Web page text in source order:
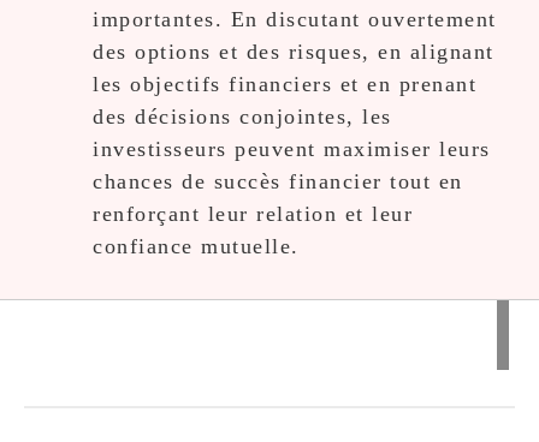
importantes. En discutant ouvertement
des options et des risques, en alignant
les objectifs financiers et en prenant
des décisions conjointes, les
investisseurs peuvent maximiser leurs
chances de succès financier tout en
renforçant leur relation et leur
confiance mutuelle.